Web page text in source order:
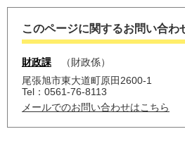
このページに関するお問い合わ
財政課
財政係
尾張旭市東大道町原田2600-1
Tel：0561-76-8113
メールでのお問い合わせはこちら